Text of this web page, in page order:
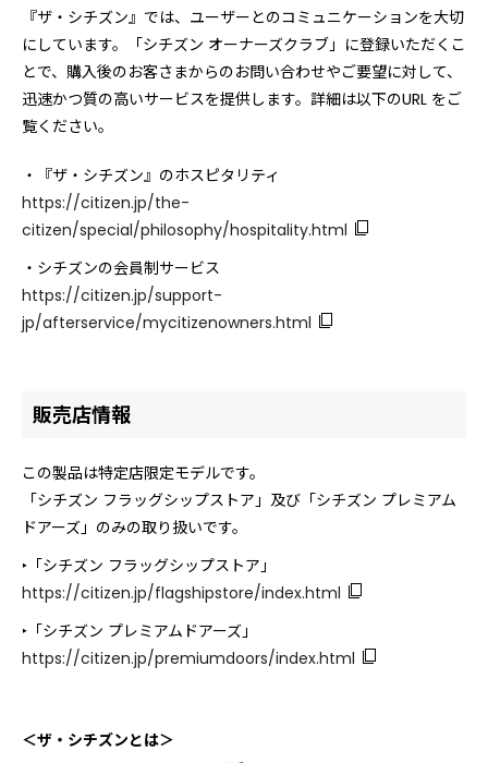
『ザ・シチズン』では、ユーザーとのコミュニケーションを⼤切
にしています。「シチズン オーナーズクラブ」に登録いただくこ
とで、購⼊後のお客さまからのお問い合わせやご要望に対して、
迅速かつ質の⾼いサービスを提供します。詳細は以下のURL をご
覧ください。
・『ザ・シチズン』のホスピタリティ
https://citizen.jp/the-
citizen/special/philosophy/hospitality.html
・シチズンの会員制サービス
https://citizen.jp/support-
jp/afterservice/mycitizenowners.html
販売店情報
この製品は特定店限定モデルです。
「シチズン フラッグシップストア」及び「シチズン プレミアム
ドアーズ」のみの取り扱いです。
‣「シチズン フラッグシップストア」
https://citizen.jp/flagshipstore/index.html
‣「シチズン プレミアムドアーズ」
https://citizen.jp/premiumdoors/index.html
＜ザ・シチズンとは＞